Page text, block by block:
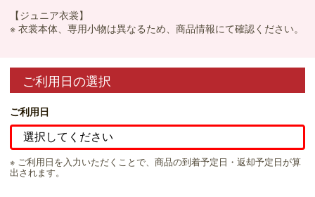
【ジュニア衣裳】
※ 衣裳本体、専用小物は異なるため、商品情報にて確認ください。
ご利用日の選択
ご利用日
※ ご利用日を入力いただくことで、商品の到着予定日・返却予定日が算
出されます。